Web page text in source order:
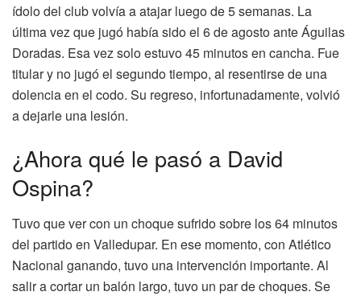
ídolo del club volvía a atajar luego de 5 semanas. La
última vez que jugó había sido el 6 de agosto ante Águilas
Doradas. Esa vez solo estuvo 45 minutos en cancha. Fue
titular y no jugó el segundo tiempo, al resentirse de una
dolencia en el codo. Su regreso, infortunadamente, volvió
a dejarle una lesión.
¿Ahora qué le pasó a David
Ospina?
Tuvo que ver con un choque sufrido sobre los 64 minutos
del partido en Valledupar. En ese momento, con Atlético
Nacional ganando, tuvo una intervención importante. Al
salir a cortar un balón largo, tuvo un par de choques. Se